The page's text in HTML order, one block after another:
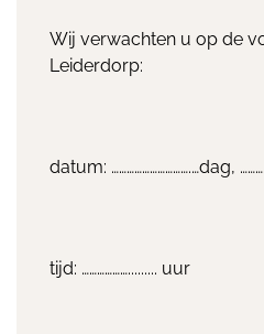
Wij verwachten u op de
Leiderdorp:
datum: ………………………….…dag,
tijd: ………………......... uur